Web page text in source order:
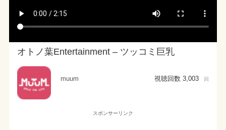
オトノ葉Entertainment – ツッコミ巨乳
muum 視聴回数 3,003 回
スポンサーリンク